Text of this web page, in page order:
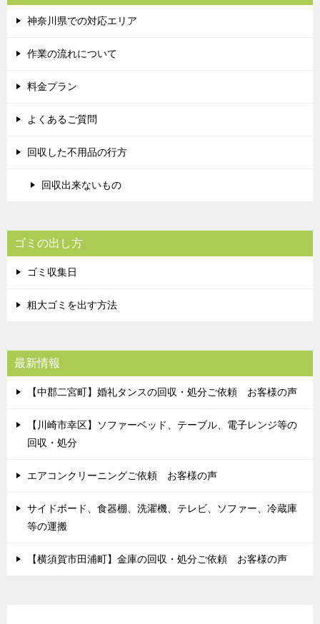
神奈川県での対応エリア
作業の流れについて
料金プラン
よくあるご質問
回収した不用品の行方
回収出来ないもの
ゴミの出し方
ゴミ収集日
粗大ゴミを出す方法
最新情報
【中郡二宮町】婚礼タンスの回収・処分ご依頼 お客様の声
【川崎市幸区】ソファーベッド、テーブル、電子レンジ等の
回収・処分
エアコンクリーニングご依頼 お客様の声
サイドボード、食器棚、洗濯機、テレビ、ソファー、冷蔵庫
等の運搬
【横須賀市田浦町】金庫の回収・処分ご依頼 お客様の声